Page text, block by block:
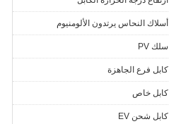
أسلاك النحاس يرتدون الألومنيوم
سلك PV
كابل فرع الجاهزة
كابل خاص
كابل شحن EV